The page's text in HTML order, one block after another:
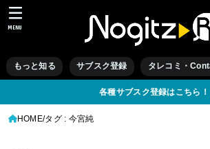
もっと知る サブスク登録 タレコミ・
MENU
各種サブスク登録はこちら！
HOME タグ : 今宮純